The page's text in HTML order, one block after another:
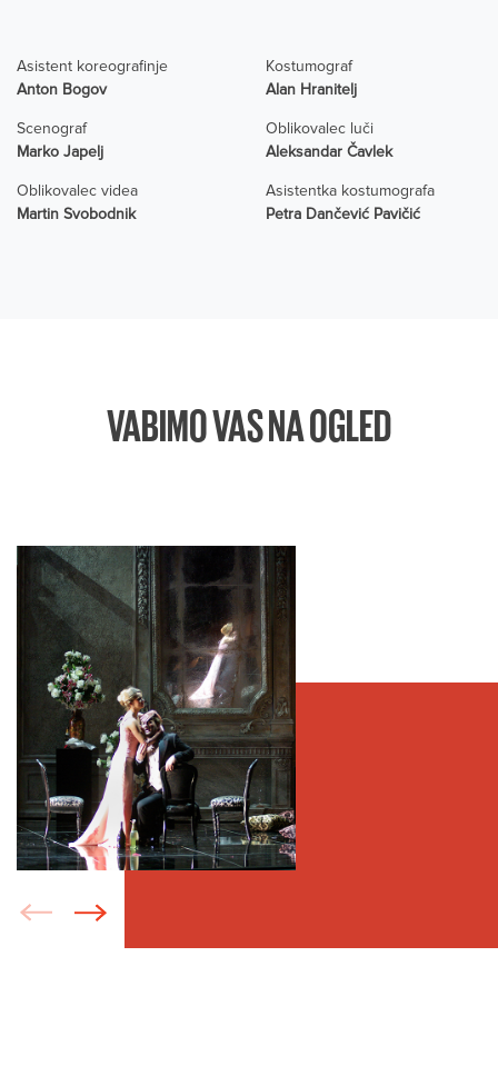
Asistent koreografinje
Anton Bogov
Kostumograf
Alan Hranitelj
Scenograf
Marko Japelj
Oblikovalec luči
Aleksandar Čavlek
Oblikovalec videa
Martin Svobodnik
Asistentka kostumografa
Petra Dančević Pavičić
VABIMO VAS NA OGLED